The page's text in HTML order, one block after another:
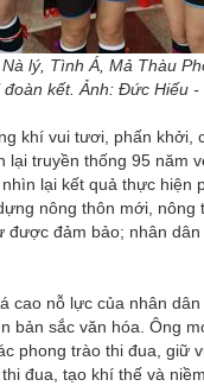
lý, Tình Á, Mả Thàu
đoàn kết. Ảnh: Đức Hiếu -
khí vui tươi, phấn khởi,
truyền thống 95 năm
lại kết quả thực hiện
nông thôn mới,
đảm bảo; nhân
cao nỗ lực của nhân
bản sắc văn hóa. Ông
phong trào thi đua, giữ
đua, tạo khí thế và